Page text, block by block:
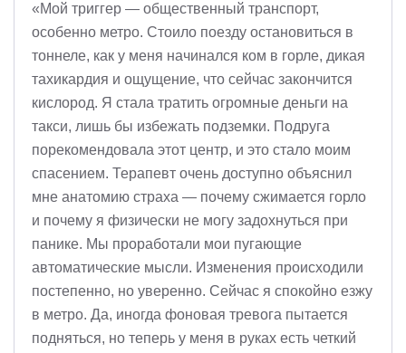
«Мой триггер — общественный транспорт,
особенно метро. Стоило поезду остановиться в
тоннеле, как у меня начинался ком в горле, дикая
тахикардия и ощущение, что сейчас закончится
кислород. Я стала тратить огромные деньги на
такси, лишь бы избежать подземки. Подруга
порекомендовала этот центр, и это стало моим
спасением. Терапевт очень доступно объяснил
мне анатомию страха — почему сжимается горло
и почему я физически не могу задохнуться при
панике. Мы проработали мои пугающие
автоматические мысли. Изменения происходили
постепенно, но уверенно. Сейчас я спокойно езжу
в метро. Да, иногда фоновая тревога пытается
подняться, но теперь у меня в руках есть четкий